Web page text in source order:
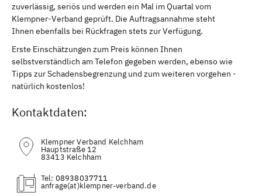
zuverlässig, seriös und werden ein Mal im Quartal vom
Klempner-Verband geprüft. Die Auftragsannahme steht
Ihnen ebenfalls bei Rückfragen stets zur Verfügung.
Erste Einschätzungen zum Preis können Ihnen
selbstverständlich am Telefon gegeben werden, ebenso wie
Tipps zur Schadensbegrenzung und zum weiteren vorgehen -
natürlich kostenlos!
Kontaktdaten:
Klempner Verband Kelchham
Hauptstraße 12
83413 Kelchham
Tel: 08938037711
(at)